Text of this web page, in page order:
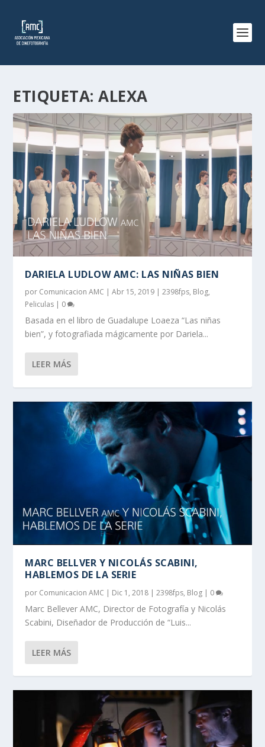
ETIQUETA:ALEXA
DARIELA LUDLOW AMC: LAS NIÑAS BIEN
por Comunicacion AMC |Abr 15, 2019 |2398fps, Blog,
Peliculas | 0
Basada en el libro de Guadalupe Loaeza “Las niñas
bien”, y fotografiada mágicamente por Dariela...
LEER MÁS
MARC BELLVER Y NICOLÁS SCABINI,
HABLEMOS DE LA SERIE
por Comunicacion AMC | Dic 1, 2018 |2398fps, Blog | 0
Marc Bellever AMC, Director de Fotografía y Nicolás
Scabini, Diseñador de Producción de “Luis...
LEER MÁS